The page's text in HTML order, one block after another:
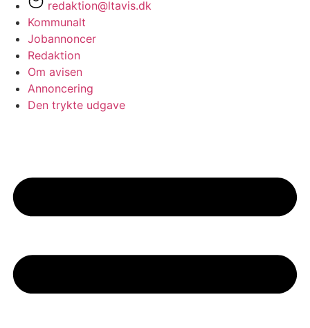
redaktion@ltavis.dk
Kommunalt
Jobannoncer
Redaktion
Om avisen
Annoncering
Den trykte udgave